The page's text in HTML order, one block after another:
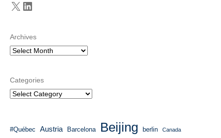
X LinkedIn
Archives
Categories
#Québec Austria Barcelona Beijing berlin Canada